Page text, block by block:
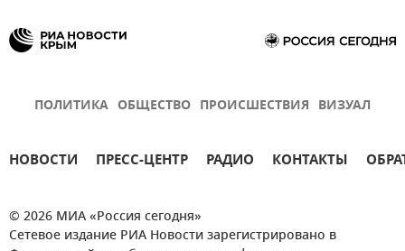
ПОЛИТИКА ОБЩЕСТВО ПРОИСШЕСТВИЯ ВИЗУАЛ
НОВОСТИ ПРЕСС-ЦЕНТР РАДИО КОНТАКТЫ
© 2026 МИА «Россия сегодня»
Сетевое издание РИА Новости зарегистрировано в